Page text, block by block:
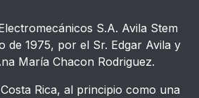
S.A. Avila Stem
de 1975, por el Sr. Edgar Avila y
María Chacon Rodriguez.
Rica, al principio como una